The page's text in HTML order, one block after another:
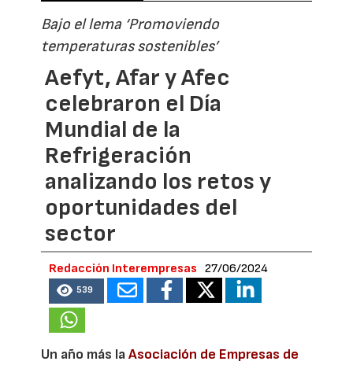
Bajo el lema ‘Promoviendo
temperaturas sostenibles’
Aefyt, Afar y Afec
celebraron el Día
Mundial de la
Refrigeración
analizando los retos y
oportunidades del
sector
Redacción Interempresas 27/06/2024
539
Un año más laAsociación de Empresas de